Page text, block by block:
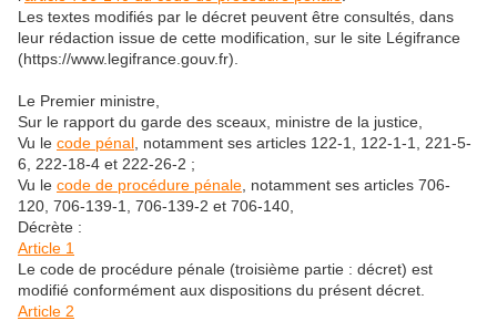
Les textes modifiés par le décret peuvent être consultés, dans
leur rédaction issue de cette modification, sur le site Légifrance
(https://www.legifrance.gouv.fr).
Le Premier ministre,
Sur le rapport du garde des sceaux, ministre de la justice,
Vu le code pénal , notamment ses articles 122-1, 122-1-1, 221-5-
6, 222-18-4 et 222-26-2 ;
Vu le code de procédure pénale , notamment ses articles 706-
120, 706-139-1, 706-139-2 et 706-140,
Décrète :
Article 1
Le code de procédure pénale (troisième partie : décret) est
modifié conformément aux dispositions du présent décret.
Article 2